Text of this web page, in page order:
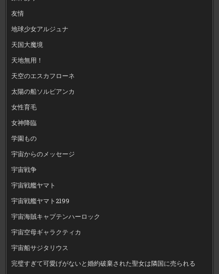
友情
地球少女アルジュナ
天国大魔境
天地無用！
天空のエスカフローネ
太陽の船ソルビアンカ
女性育毛
女神降臨
学園もの
宇宙からのメッセージ
宇宙戦争
宇宙戦艦ヤマト
宇宙戦艦ヤマト2199
宇宙海賊キャプテンハーロック
宇宙空母ギャラクティカ
宇宙船サジタリウス
完璧すぎて可愛げがないと婚約破棄された聖女は隣国に売られる